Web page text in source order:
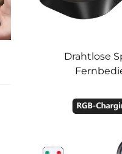
Drahtlose
Puck-